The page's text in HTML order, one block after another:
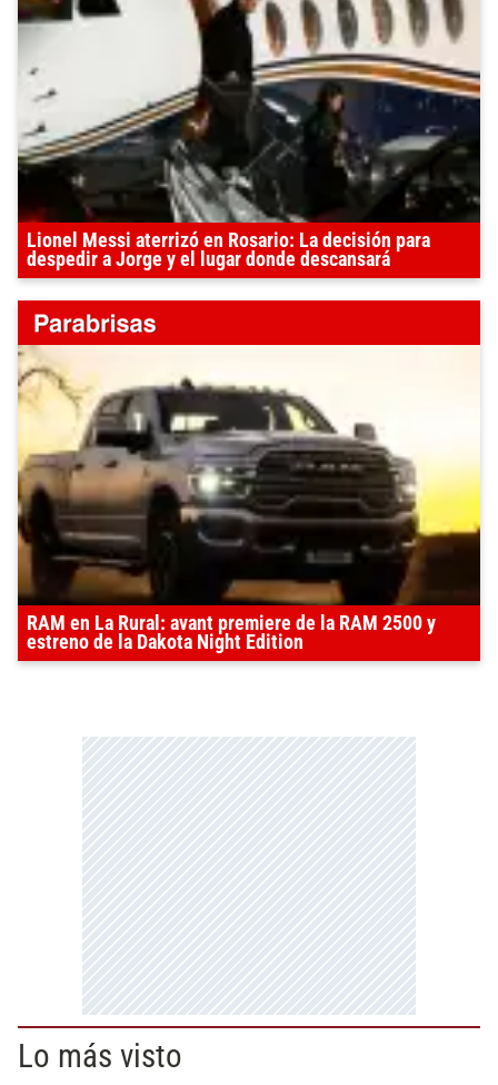
Lionel Messi aterrizó en Rosario: La decisión para
despedir a Jorge y el lugar donde descansará
RAM en La Rural: avant premiere de la RAM 2500 y
estreno de la Dakota Night Edition
Lo más visto